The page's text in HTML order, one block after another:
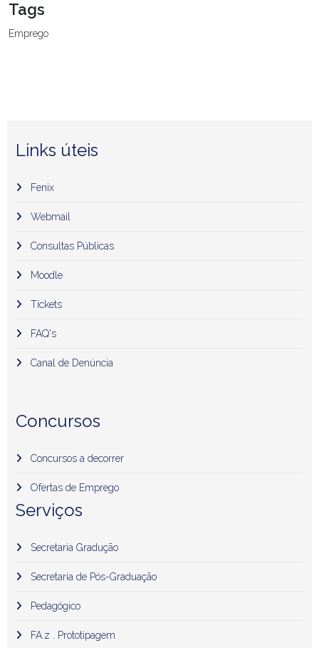
Tags
Emprego
Links úteis
Fenix
Webmail
Consultas Públicas
Moodle
Tickets
FAQ's
Canal de Denúncia
Concursos
Concursos a decorrer
Ofertas de Emprego
Serviços
Secretaria Gradução
Secretaria de Pós-Graduação
Pedagógico
FA.z . Prototipagem